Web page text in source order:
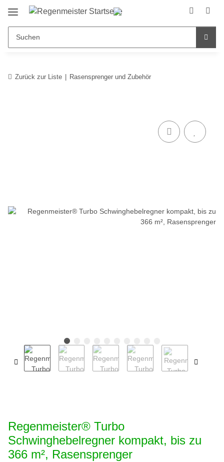
Zurück zur Liste Rasensprenger und Zubehör
Regenmeister® Turbo
Schwinghebelregner kompakt, bis zu
366 m², Rasensprenger